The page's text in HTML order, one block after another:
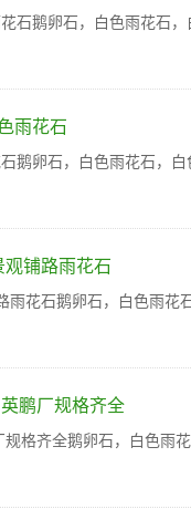
石鹅卵石，白色雨花石
雨花石
鹅卵石，白色雨花石，
铺路雨花石
花石鹅卵石，白色雨花
鹏厂规格齐全
格齐全鹅卵石，白色雨